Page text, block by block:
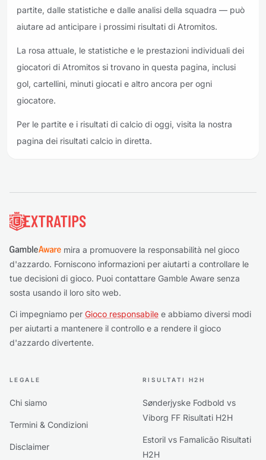
partite, dalle statistiche e dalle analisi della squadra — può
aiutare ad anticipare i prossimi risultati di Atromitos.
La rosa attuale, le statistiche e le prestazioni individuali dei
giocatori di Atromitos si trovano in questa pagina, inclusi
gol, cartellini, minuti giocati e altro ancora per ogni
giocatore.
Per le partite e i risultati di calcio di oggi, visita la nostra
pagina dei risultati calcio in diretta.
mira a promuovere la responsabilità nel gioco
d'azzardo. Forniscono informazioni per aiutarti a controllare le
tue decisioni di gioco. Puoi contattare Gamble Aware senza
sosta usando il loro sito web.
Ci impegniamo per Gioco responsabile e abbiamo diversi modi
per aiutarti a mantenere il controllo e a rendere il gioco
d'azzardo divertente.
LEGALE
Chi siamo
Termini & Condizioni
Disclaimer
RISULTATI H2H
Sønderjyske Fodbold vs
Viborg FF Risultati H2H
Estoril vs Famalicão Risultati
H2H